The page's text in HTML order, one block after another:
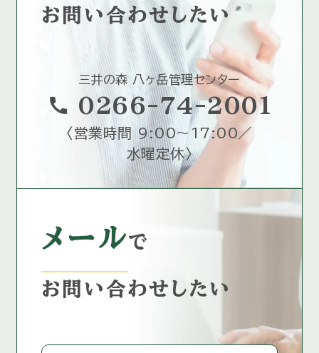
お問い合わせしたい
三井の森 八ヶ岳管理センター
call 0266-74-2001
〈 営業時間 9:00～17:00／
水曜定休〉
メールで
お問い合わせしたい